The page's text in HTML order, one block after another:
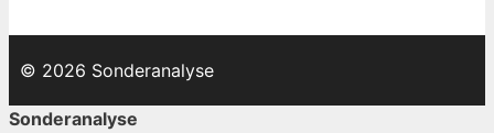
© 2026 Sonderanalyse
Sonderanalyse